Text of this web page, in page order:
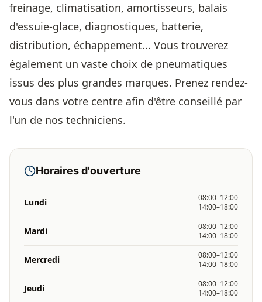
freinage, climatisation, amortisseurs, balais
d'essuie-glace, diagnostiques, batterie,
distribution, échappement... Vous trouverez
également un vaste choix de pneumatiques
issus des plus grandes marques. Prenez rendez-
vous dans votre centre afin d'être conseillé par
l'un de nos techniciens.
Horaires d'ouverture
Lundi
08:00–12:00
14:00–18:00
Mardi
08:00–12:00
14:00–18:00
Mercredi
08:00–12:00
14:00–18:00
Jeudi
08:00–12:00
14:00–18:00